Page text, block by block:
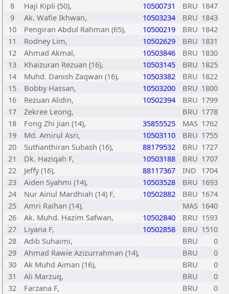
8
Haji Kipli (50), 10500731 BRU 1847
9
Ak. Wafie Ikhwan, 10503234 BRU 1843
10
Pengiran Abdul Rahman (65), 10500219 BRU 1842
11
Rodney Lim, 10502629 BRU 1831
12
Ahmad Akmal, 10503846 BRU 1830
13
Khaizuran Rezuan (16), 10503145 BRU 1825
14
Muhd. Danish Zaqwan (16), 10503382 BRU 1822
15
Bobby Hassan, 10503200 BRU 1800
16
Rezuan Alidin, 10502394 BRU 1799
17
Zekree Leong, BRU 1778
18
Fong Zhi Jian (14), 35855525 MAS 1762
19
Md. Amirul Asri, 10503110 BRU 1755
20
Suthanthiran Subash (16), 88179532 BRU 1727
21
Dk. Haziqah F, 10503188 BRU 1707
22
Jeffy (16), 88117367 IND 1704
23
Aiden Syahmi (14), 10503528 BRU 1693
24
Nur Ainul Mardhiah (14) F, 10502882 BRU 1674
25
Amri Raihan (14), MAS 1640
26
Ak. Muhd. Hazim Safwan, 10502840 BRU 1593
27
Liyana F, 10502858 BRU 1510
28
Adib Suhaimi, BRU
0
29
Ahmad Rawie Azizurrahman (14), BRU
0
30
Ak Muhd Aiman (16), BRU
0
31
Ali Marzuq, BRU
0
32
Farzana F, BRU
0